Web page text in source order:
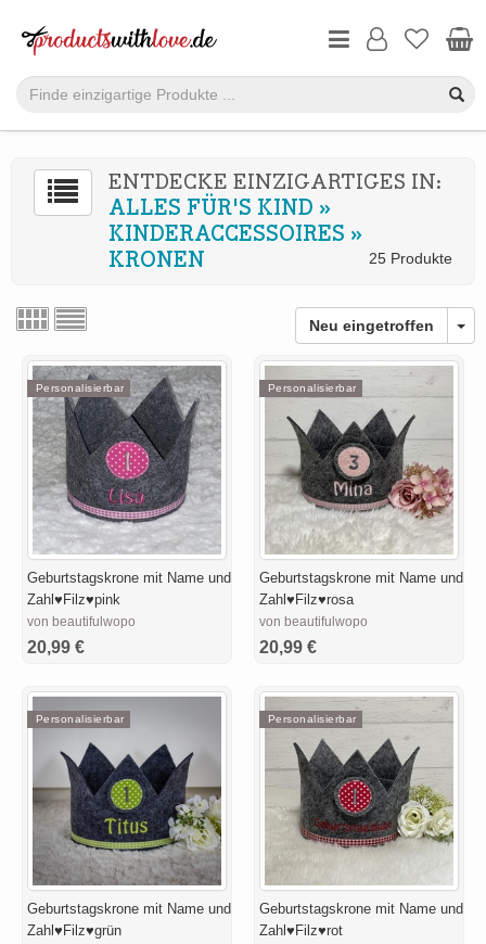
ENTDECKE EINZIGARTIGES IN:
ALLES FÜR'S KIND »
KINDERACCESSOIRES »
KRONEN
25 Produkte
Neu eingetroffen
Personalisierbar
Geburtstagskrone mit Name und
Zahl♥Filz♥pink
von beautifulwopo
20,99 €
Personalisierbar
Geburtstagskrone mit Name und
Zahl♥Filz♥rosa
von beautifulwopo
20,99 €
Personalisierbar
Geburtstagskrone mit Name und
Zahl♥Filz♥grün
Personalisierbar
Geburtstagskrone mit Name und
Zahl♥Filz♥rot